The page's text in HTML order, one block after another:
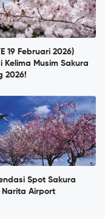
19 Februari 2026)
Kelima Musim Sakura
2026!
Spot Sakura
Narita Airport